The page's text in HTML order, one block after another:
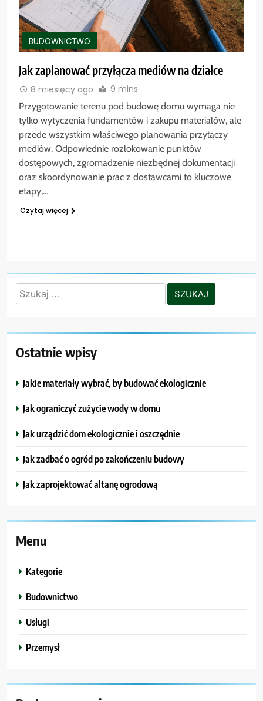
BUDOWNICTWO
Jak zaplanować przyłącza mediów na działce
8 miesięcy ago 9 mins
Przygotowanie terenu pod budowę domu wymaga nie
tylko wytyczenia fundamentów i zakupu materiałów, ale
przede wszystkim właściwego planowania przyłączy
mediów. Odpowiednie rozlokowanie punktów
dostępowych, zgromadzenie niezbędnej dokumentacji
oraz skoordynowanie prac z dostawcami to kluczowe
etapy,…
Czytaj więcej
Szukaj:
Ostatnie wpisy
Jakie materiały wybrać, by budować ekologicznie
Jak ograniczyć zużycie wody w domu
Jak urządzić dom ekologicznie i oszczędnie
Jak zadbać o ogród po zakończeniu budowy
Jak zaprojektować altanę ogrodową
Menu
Kategorie
Budownictwo
Usługi
Przemysł